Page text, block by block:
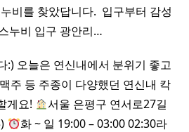
비를 찾았답니다. ​ 입구부터 감성
누비 입구 광안리…
:) 오늘은 연신내에서 분위기 좋고
주 등 주종이 다양했던 연신내 칵
게요!
서울 은평구 연서로27길
화 ~ 일 19:00 – 03:00 02:30라